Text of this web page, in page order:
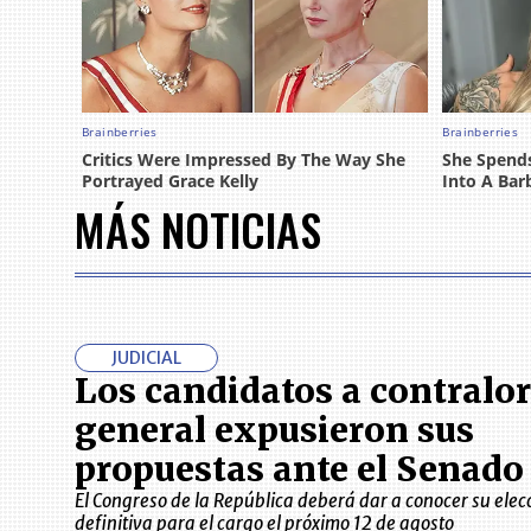
MÁS NOTICIAS
JUDICIAL
Los candidatos a contralor
general expusieron sus
propuestas ante el Senado
El Congreso de la República deberá dar a conocer su
definitiva para el cargo el próximo 12 de agosto